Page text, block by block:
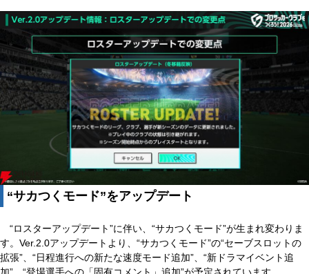
“サカつくモード”をアップデート
“ロスターアップデート”に伴い、“サカつくモード”が生まれ変わりま
す。Ver.2.0アップデートより、“サカつくモード”の“セーブスロットの
拡張”、“日程進行への新たな速度モード追加”、“新ドラマイベント追
加”、“登場選手への「固有コメント」追加”が予定されています。